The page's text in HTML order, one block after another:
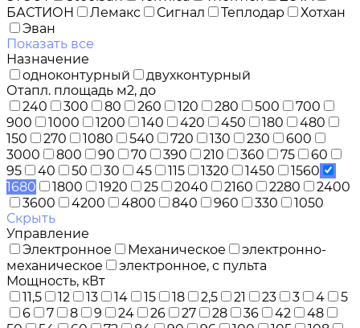
БАСТИОН
Лемакс Сигнал Теплодар
Хотхан
Эван
Показать все
Назначение
одноконтурный
двухконтурный
Отапл. площадь м2, до
240
300 80 260 120 280 500
700
900
1000 1200 140 420 450 180
480
150
270 1080 540 720 130 230
600
3000
800 90 70 390 210 360 75
60
95
40 50 30 45 115 1320 1450
1560
1680
1800 1920 25 2040 2160 2280
2400
3600
4200 4800 840 960 330
1050
Скрыть
Управление
Электронное
Механическое
электронно-
механическое
электронное, с пульта
Мощность, кВт
11,5
12 13 14 15 18 2,5 21 23 3 4
5
6
7 8 9 24 26 27 28 36 42
48